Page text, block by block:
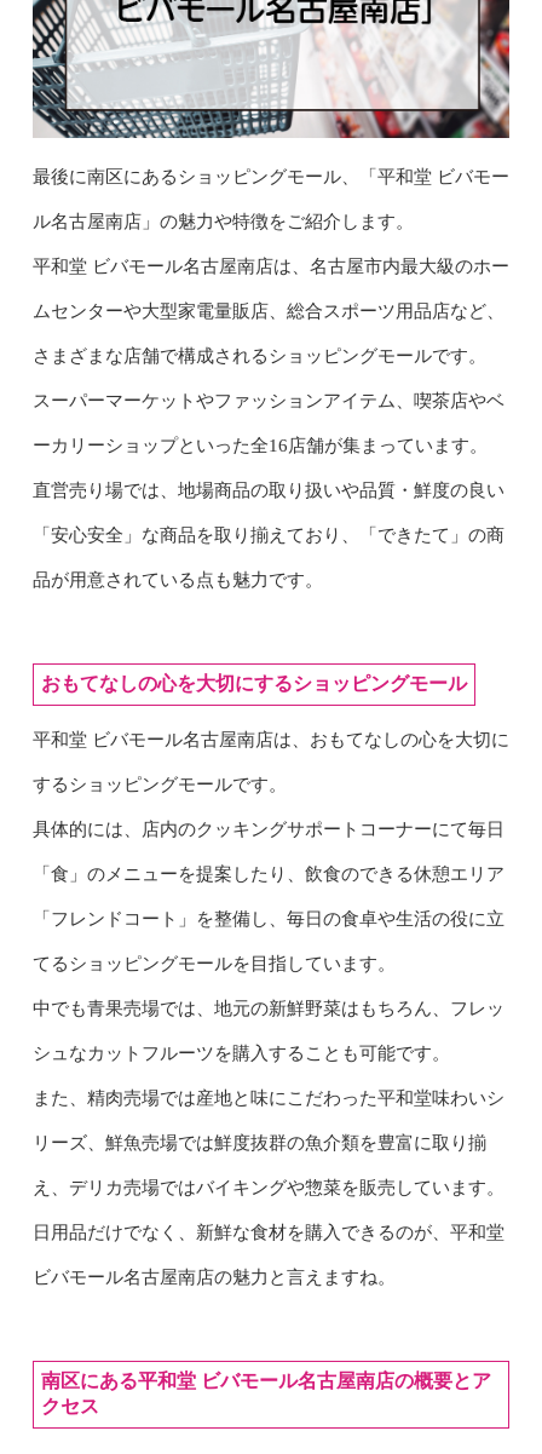
最後に南区にあるショッピングモール、「平和堂 ビバモー
ル名古屋南店」の魅力や特徴をご紹介します。
平和堂 ビバモール名古屋南店は、名古屋市内最大級のホー
ムセンターや大型家電量販店、総合スポーツ用品店など、
さまざまな店舗で構成されるショッピングモールです。
スーパーマーケットやファッションアイテム、喫茶店やベ
ーカリーショップといった全16店舗が集まっています。
直営売り場では、地場商品の取り扱いや品質・鮮度の良い
「安心安全」な商品を取り揃えており、 「できたて」の商
品が用意されている 点も魅力です。
おもてなしの心を大切にするショッピングモール
平和堂 ビバモール名古屋南店は、おもてなしの心を大切に
するショッピングモールです。
具体的には、店内のクッキングサポートコーナーにて毎日
「食」のメニューを提案したり、 飲食のできる休憩エリア
「フレンドコート」を整備し、 毎日の食卓や生活の役に立
てるショッピングモールを目指しています。
中でも青果売場では、地元の新鮮野菜はもちろん、フレッ
シュなカットフルーツを購入することも可能です。
また、精肉売場では産地と味にこだわった平和堂味わいシ
リーズ、鮮魚売場では鮮度抜群の魚介類を豊富に取り揃
え、デリカ売場ではバイキングや惣菜を販売しています。
日用品だけでなく、新鮮な食材を購入できるのが、平和堂
ビバモール名古屋南店の魅力と言えますね。
南区にある平和堂 ビバモール名古屋南店の概要とア
クセス